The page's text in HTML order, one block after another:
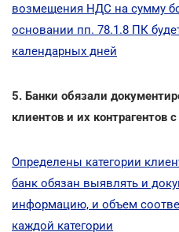
возмещения НДС на сумму
основании пп. 78.1.8 ПК
календарных дней
5. Банки обязали
клиентов и их контрагентов
Определены категории
банк обязан выявлять и
информацию, и объем
каждой категории